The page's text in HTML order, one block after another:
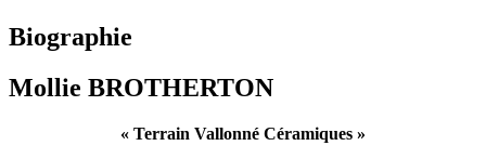
Biographie
Mollie BROTHERTON
« Terrain Vallonné Céramiques »